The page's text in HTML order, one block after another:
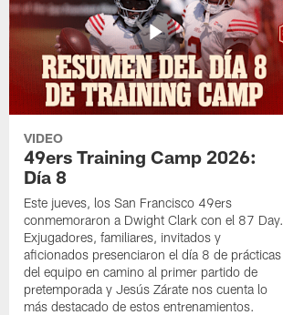
VIDEO
49ers Training Camp 2026:
Día 8
Este jueves, los San Francisco 49ers
conmemoraron a Dwight Clark con el 87 Day.
Exjugadores, familiares, invitados y
aficionados presenciaron el día 8 de prácticas
del equipo en camino al primer partido de
pretemporada y Jesús Zárate nos cuenta lo
más destacado de estos entrenamientos.